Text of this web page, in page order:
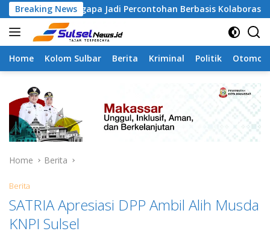
Skip
to
content
Breaking NewsJadi Percontohan Berbasis Kolaborasi Warga
Home Kolom Sulbar Berita Kriminal Politik
Home Berita
Berita
SATRIA Apresiasi DPP Ambil Alih Musda
KNPI Sulsel